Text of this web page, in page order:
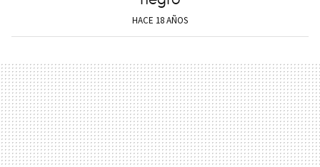
HACE 18 AÑOS